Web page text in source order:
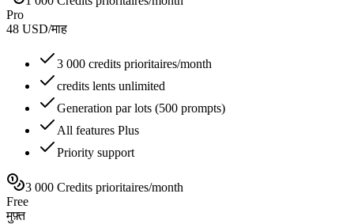
Pro
48 USD/माह
3 000 credits prioritaires/month
credits lents unlimited
Generation par lots (500 prompts)
All features Plus
Priority support
3 000 Credits prioritaires/month
Free
मुफ़्त